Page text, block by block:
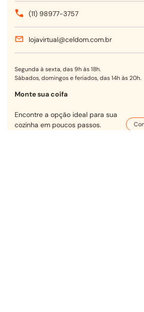
(11) 98977-3757
lojavirtual@celdom.com.br
Segunda à sexta, das 9h às 18h.
Sábados, domingos e feriados, das 14h às 20h.
Monte sua coifa
Encontre a opção ideal para sua
cozinha em poucos passos.